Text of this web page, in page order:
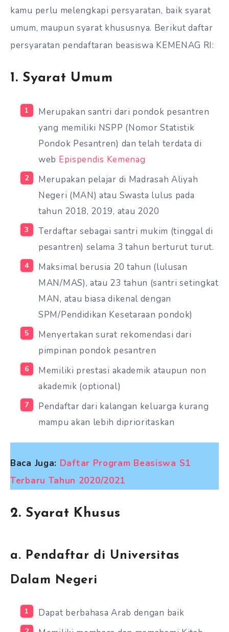
kamu perlu melengkapi persyaratan, baik syarat
umum, maupun syarat khususnya. Berikut daftar
persyaratan pendaftaran beasiswa KEMENAG RI:
1. Syarat Umum
Merupakan santri dari pondok pesantren
yang memiliki NSPP (Nomor Statistik
Pondok Pesantren) dan telah terdata di
web Epispendis Kemenag
Merupakan pelajar di Madrasah Aliyah
Negeri (MAN) atau Swasta lulus pada
tahun 2018, 2019, atau 2020
Terdaftar sebagai santri mukim (tinggal di
pesantren) selama 3 tahun berturut turut.
Maksimal berusia 20 tahun (lulusan
MAN/MAS), atau 23 tahun (santri setingkat
MAN, atau biasa dikenal dengan
SPM/Pendidikan Kesetaraan pondok)
Menyertakan surat rekomendasi dari
pimpinan pondok pesantren
Memiliki prestasi akademik ataupun non
akademik (optional)
Pendaftar dari kalangan keluarga kurang
mampu akan lebih diprioritaskan
Baca Juga: Daftar Program Beasiswa S1
Terbaru Tahun 2020/2021
2. Syarat Khusus
a. Pendaftar di Universitas
Dalam Negeri
Dapat berbahasa Arab dengan baik